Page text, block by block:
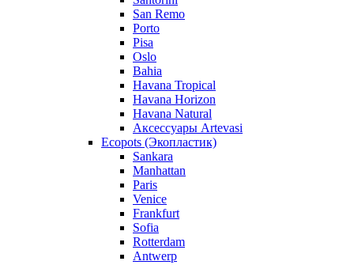
San Remo
Porto
Pisa
Oslo
Bahia
Havana Tropical
Havana Horizon
Havana Natural
Аксессуары Artevasi
Ecopots (Экопластик)
Sankara
Manhattan
Paris
Venice
Frankfurt
Sofia
Rotterdam
Antwerp